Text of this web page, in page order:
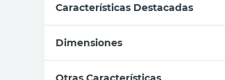
Características Destacadas
Dimensiones